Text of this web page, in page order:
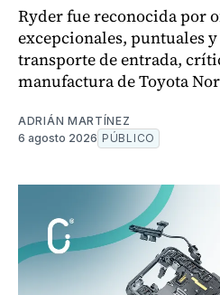
Ryder fue reconocida por
excepcionales, puntuales
transporte de entrada,
manufactura de Toyota
ADRIÁN MARTÍNEZ
6 agosto 2026 PÚBLICO